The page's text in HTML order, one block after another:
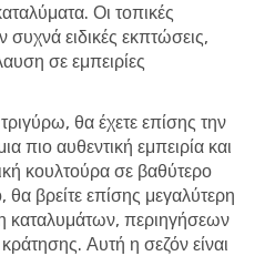
Οι τοπικές
συχνά ειδικές εκπτώσεις,
σε εμπειρίες
θα έχετε επίσης την
πιο αυθεντική εμπειρία και
κουλτούρα σε βαθύτερο
βρείτε επίσης μεγαλύτερη
καταλυμάτων, περιηγήσεων
Αυτή η σεζόν είναι